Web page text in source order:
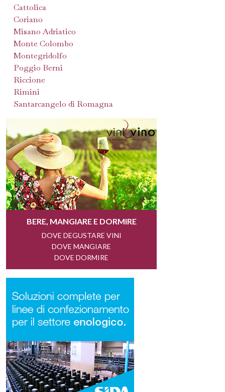
Cattolica
Coriano
Misano Adriatico
Monte Colombo
Montegridolfo
Poggio Berni
Riccione
Rimini
Santarcangelo di Romagna